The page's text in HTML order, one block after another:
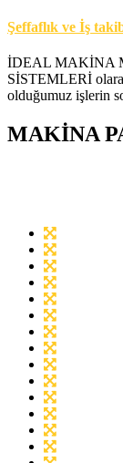
Şeffaflık ve İş
İDEAL MAKİNA
SİSTEMLERİ
olduğumuz işlerin
MAKİNA